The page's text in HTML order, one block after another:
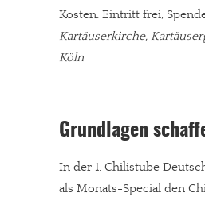
Kosten: Eintritt frei,
Kartäuserkirche,
Köln
Grundlagen
In der 1. Chilistube
als Monats-Special den